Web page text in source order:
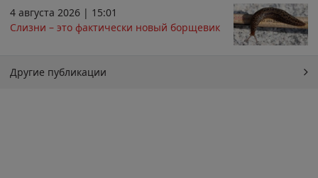
4 августа 2026 | 15:01
Слизни – это фактически новый борщевик
Другие публикации